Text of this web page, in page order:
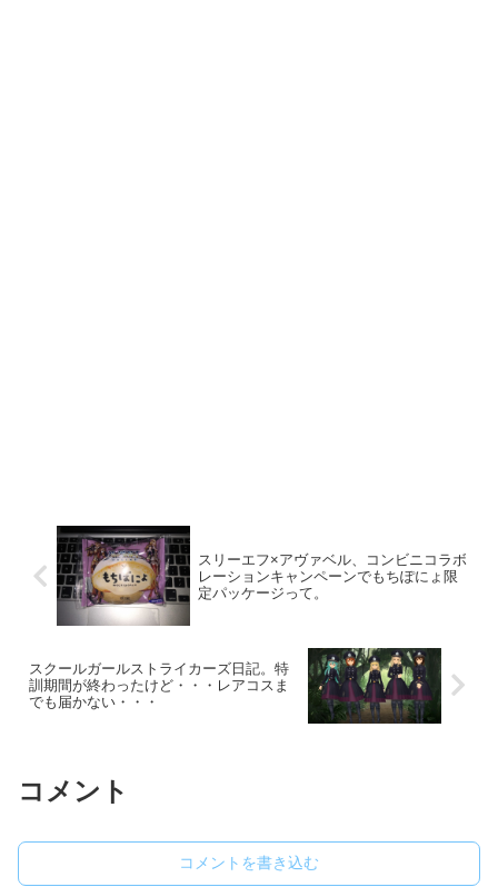
スリーエフ×アヴァベル、コンビニコラボ
レーションキャンペーンでもちぽにょ限
定パッケージって。
スクールガールストライカーズ日記。特
訓期間が終わったけど・・・レアコスま
でも届かない・・・
コメント
コメントを書き込む